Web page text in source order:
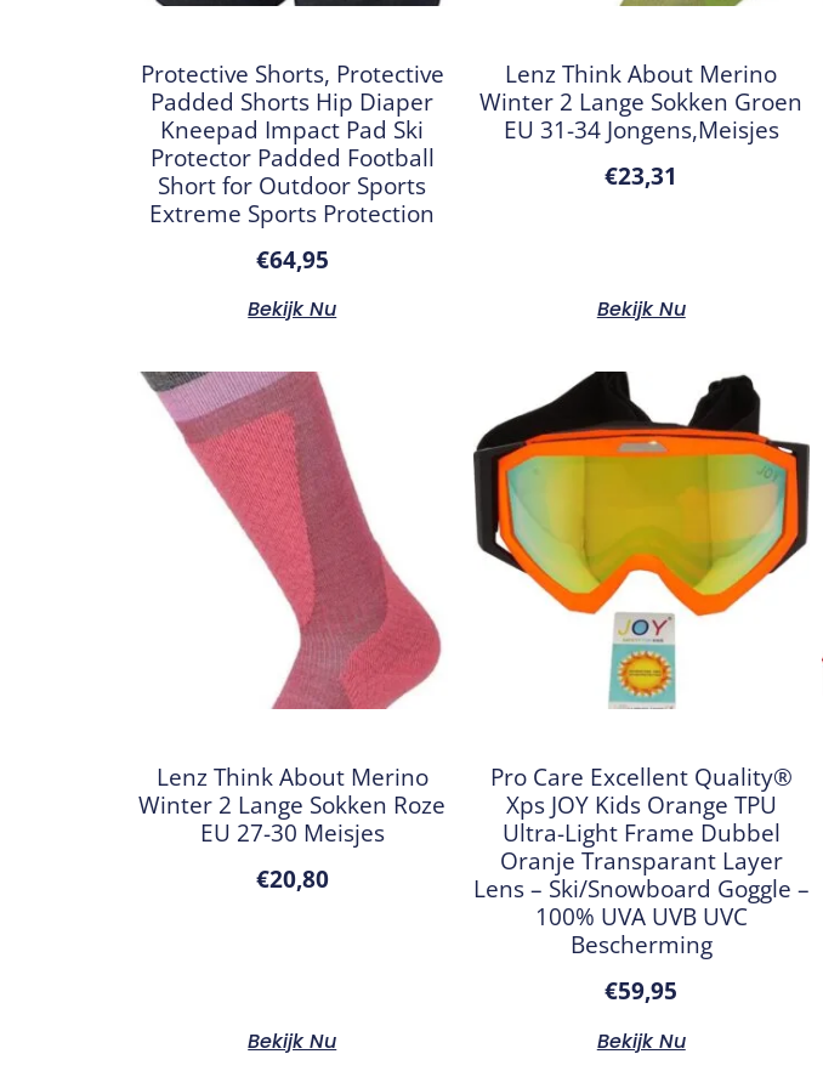
Protective Shorts, Protective
Padded Shorts Hip Diaper
Kneepad Impact Pad Ski
Protector Padded Football
Short for Outdoor Sports
Extreme Sports Protection
€64,95
Bekijk Nu
Lenz Think About Merino
Winter 2 Lange Sokken Groen
EU 31-34 Jongens,Meisjes
€23,31
Bekijk Nu
Lenz Think About Merino
Winter 2 Lange Sokken Roze
EU 27-30 Meisjes
€20,80
Bekijk Nu
Pro Care Excellent Quality®
Xps JOY Kids Orange TPU
Ultra-Light Frame Dubbel
Oranje Transparant Layer
Lens – Ski/Snowboard Goggle –
100% UVA UVB UVC
Bescherming
€59,95
Bekijk Nu